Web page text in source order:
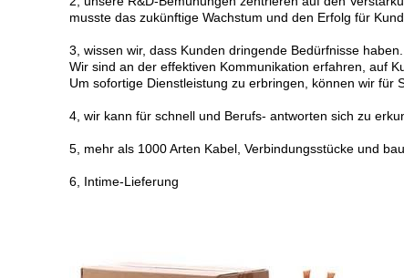
musste das zukünftige Wachstum und den Erfolg für
3, wissen wir, dass Kunden dringende Bedürfnisse haben.
Wir sind an der effektiven Kommunikation erfahren, auf
Um sofortige Dienstleistung zu erbringen, können wir für
4, wir kann für schnell und Berufs- antworten sich zu
5, mehr als 1000 Arten Kabel, Verbindungsstücke und
6, Intime-Lieferung